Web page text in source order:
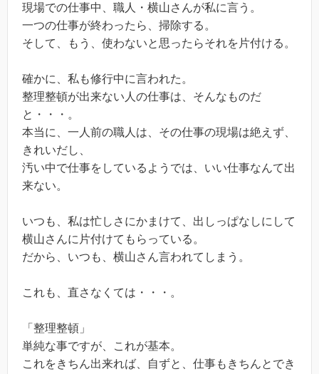
現場での仕事中、職人・横山さんが私に言う。
一つの仕事が終わったら、掃除する。
そして、もう、使わないと思ったらそれを片付ける。
確かに、私も修行中に言われた。
整理整頓が出来ない人の仕事は、そんなものだ
と・・・。
本当に、一人前の職人は、その仕事の現場は絶えず、
きれいだし、
汚い中で仕事をしているようでは、いい仕事なんて出
来ない。
いつも、私は忙しさにかまけて、出しっぱなしにして
横山さんに片付けてもらっている。
だから、いつも、横山さん言われてしまう。
これも、直さなくては・・・。
「整理整頓」
単純な事ですが、これが基本。
これをきちん出来れば、自ずと、仕事もきちんとでき